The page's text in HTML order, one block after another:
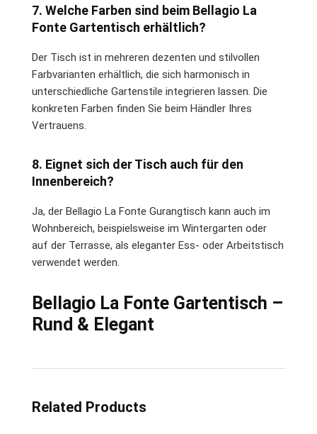
7. Welche Farben sind beim Bellagio La
Fonte Gartentisch erhältlich?
Der Tisch ist in mehreren dezenten und stilvollen
Farbvarianten erhältlich, die sich harmonisch in
unterschiedliche Gartenstile integrieren lassen. Die
konkreten Farben finden Sie beim Händler Ihres
Vertrauens.
8. Eignet sich der Tisch auch für den
Innenbereich?
Ja, der Bellagio La Fonte Gurangtisch kann auch im
Wohnbereich, beispielsweise im Wintergarten oder
auf der Terrasse, als eleganter Ess- oder Arbeitstisch
verwendet werden.
Bellagio La Fonte Gartentisch –
Rund & Elegant
Related Products